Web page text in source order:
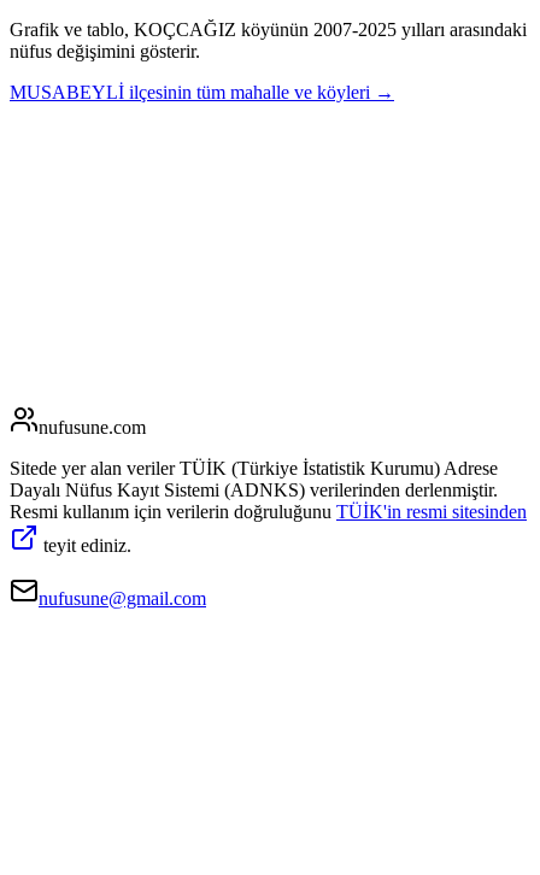
Grafik ve tablo, KOÇCAĞIZ köyünün 2007-2025 yılları arasındaki
nüfus değişimini gösterir.
MUSABEYLİ ilçesinin tüm mahalle ve köyleri →
nufusune.com
Sitede yer alan veriler TÜİK (Türkiye İstatistik Kurumu) Adrese
Dayalı Nüfus Kayıt Sistemi (ADNKS) verilerinden derlenmiştir.
Resmi kullanım için verilerin doğruluğunu TÜİK'in resmi sitesinden
teyit ediniz.
nufusune@gmail.com